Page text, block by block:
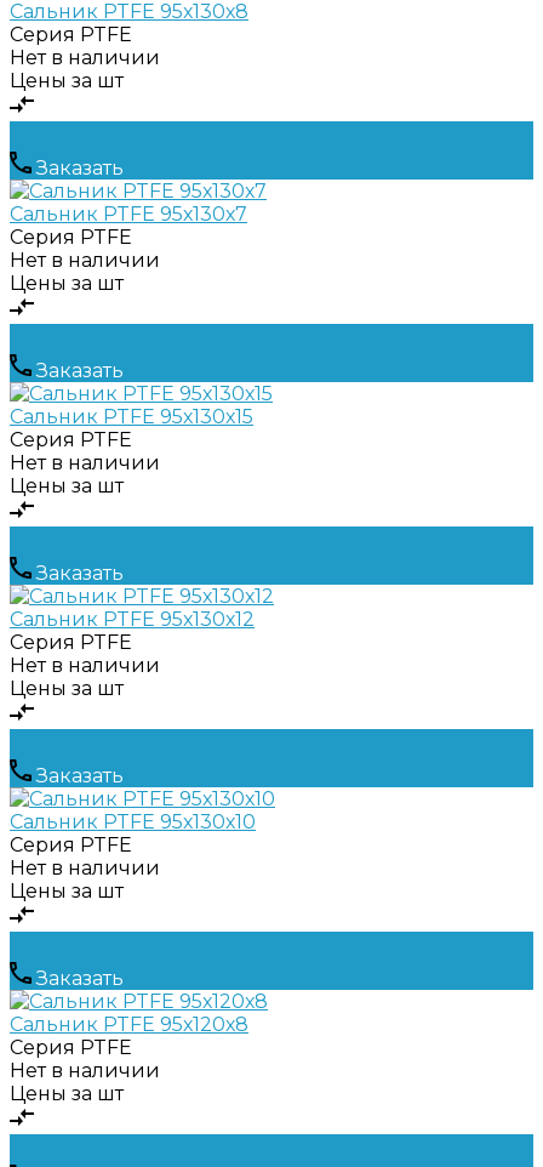
Сальник PTFE 95х130х8
Серия PTFE
Нет в наличии
Цены за шт
Заказать
Сальник PTFE 95х130х7
Серия PTFE
Нет в наличии
Цены за шт
Заказать
Сальник PTFE 95х130х15
Серия PTFE
Нет в наличии
Цены за шт
Заказать
Сальник PTFE 95х130х12
Серия PTFE
Нет в наличии
Цены за шт
Заказать
Сальник PTFE 95х130х10
Серия PTFE
Нет в наличии
Цены за шт
Заказать
Сальник PTFE 95х120х8
Серия PTFE
Нет в наличии
Цены за шт